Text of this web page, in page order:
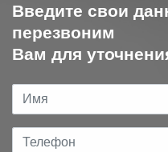
Введите свои
перезвоним
Вам для